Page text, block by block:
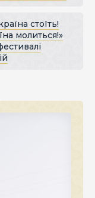
стоїть!
молиться!»